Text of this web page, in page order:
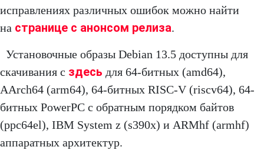
исправлениях различных ошибок можно найти
на странице с анонсом релиза.
Установочные образы Debian 13.5 доступны для
скачивания с здесь для 64-битных (amd64),
AArch64 (arm64), 64-битных RISC-V (riscv64), 64-
битных PowerPC с обратным порядком байтов
(ppc64el), IBM System z (s390x) и ARMhf (armhf)
аппаратных архитектур.